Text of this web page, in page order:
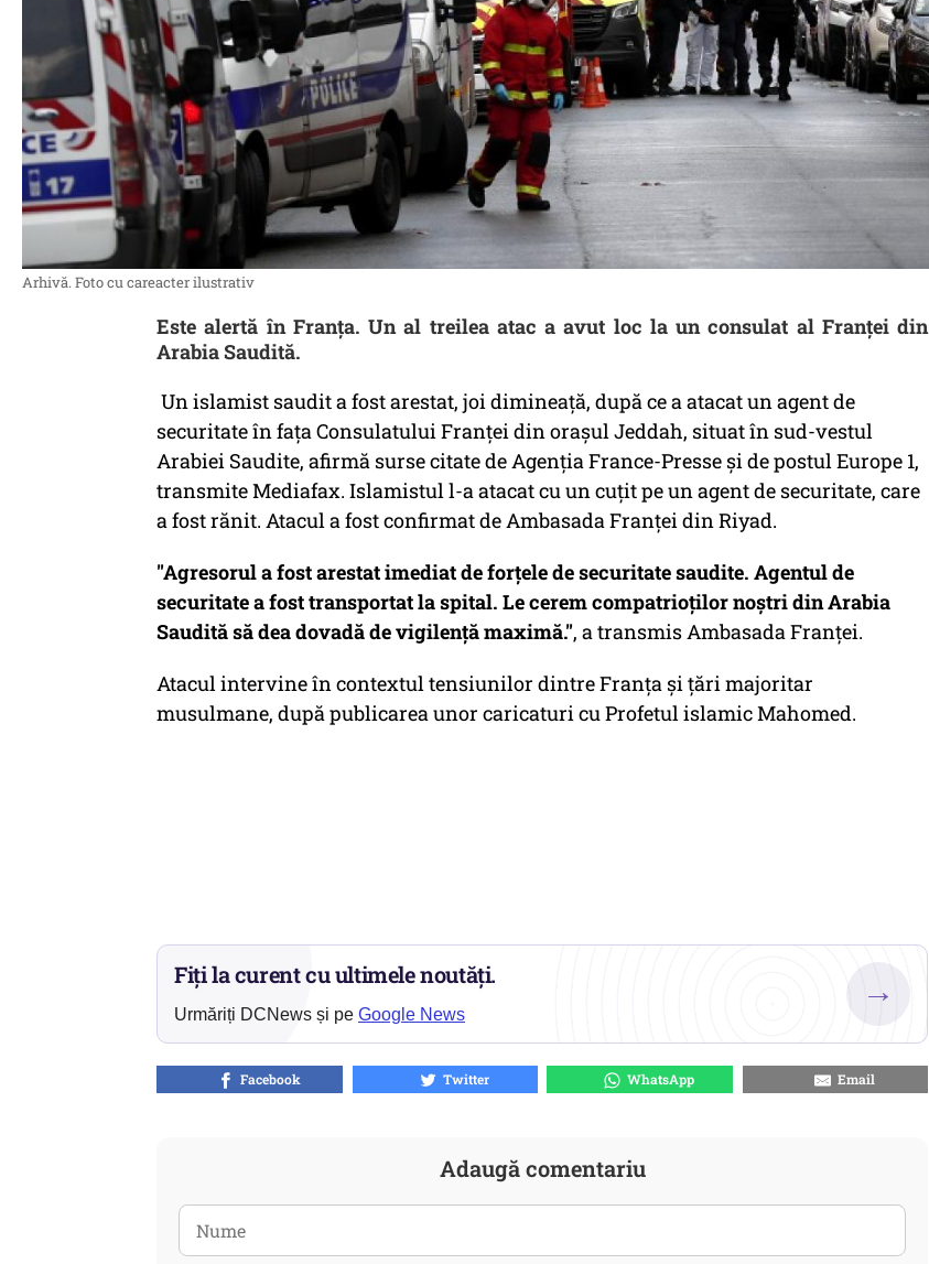
Arhivă. Foto cu careacter ilustrativ
Este alertă în Franța. Un al treilea atac a avut loc la un consulat al Franţei din
Arabia Saudită.
Un islamist saudit a fost arestat, joi dimineaţă, după ce a atacat un agent de
securitate în faţa Consulatului Franţei din oraşul Jeddah, situat în sud-vestul
Arabiei Saudite, afirmă surse citate de Agenţia France-Presse şi de postul Europe 1,
transmite Mediafax. Islamistul l-a atacat cu un cuţit pe un agent de securitate, care
a fost rănit. Atacul a fost confirmat de Ambasada Franţei din Riyad.
"Agresorul a fost arestat imediat de forţele de securitate saudite. Agentul de
securitate a fost transportat la spital. Le cerem compatrioţilor noştri din Arabia
Saudită să dea dovadă de vigilenţă maximă.", a transmis Ambasada Franţei.
Atacul intervine în contextul tensiunilor dintre Franţa şi ţări majoritar
musulmane, după publicarea unor caricaturi cu Profetul islamic Mahomed.
Fiți la curent cu ultimele noutăți.
Urmăriți DCNews și pe Google News
→
Facebook Twitter WhatsApp Email
Adaugă comentariu